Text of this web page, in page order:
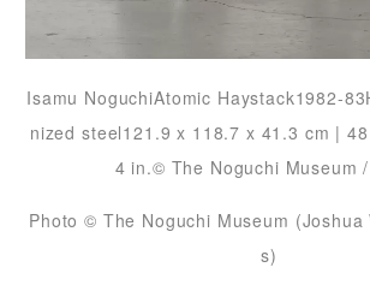
Isamu NoguchiAtomic Haystack1982-
nized steel121.9 x 118.7 x 41.3 cm |
4 in.© The Noguchi Museum
Photo © The Noguchi Museum (Joshua
s)